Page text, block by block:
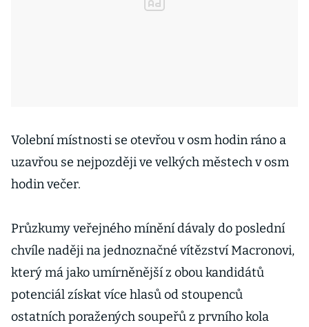
Volební místnosti se otevřou v osm hodin ráno a
uzavřou se nejpozději ve velkých městech v osm
hodin večer.
Průzkumy veřejného mínění dávaly do poslední
chvíle naději na jednoznačné vítězství Macronovi,
který má jako umírněnější z obou kandidátů
potenciál získat více hlasů od stoupenců
ostatních poražených soupeřů z prvního kola